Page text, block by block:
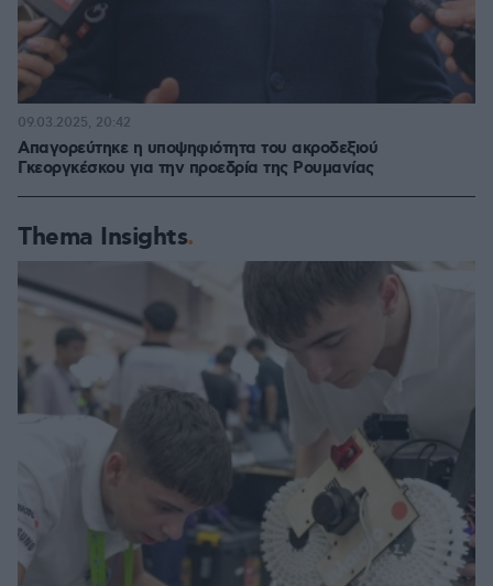
Απαγορεύτηκε η υποψηφιότητα του ακροδεξιού
Γκεοργκέσκου για την προεδρία της Ρουμανίας
09.03.2025, 20:42
Thema Insights